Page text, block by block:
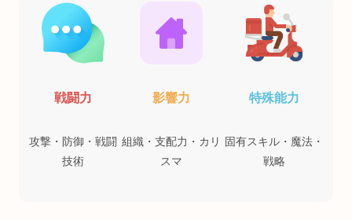
戦闘力
攻撃・防御・戦闘
技術
影響力
組織・支配力・カリ
スマ
特殊能力
固有スキル・魔法・
戦略